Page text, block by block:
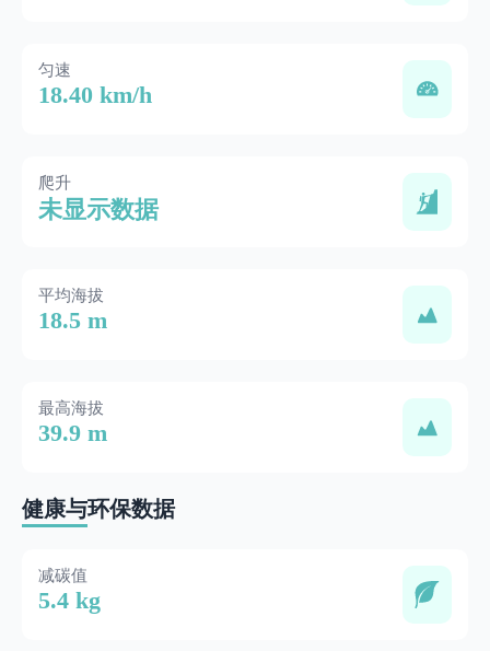
匀速
18.40 km/h
爬升
未显示数据
平均海拔
18.5 m
最高海拔
39.9 m
健康与环保数据
减碳值
5.4 kg